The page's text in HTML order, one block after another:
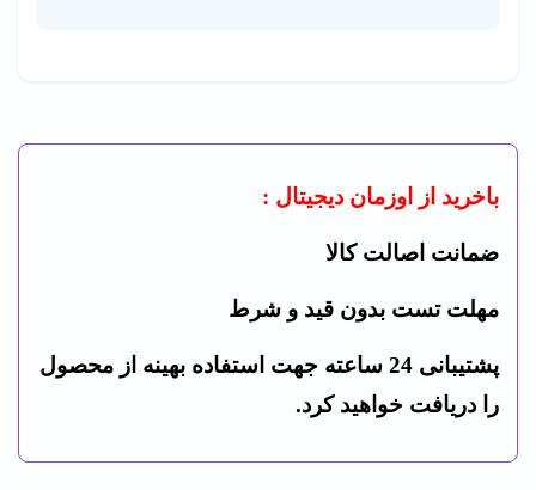
باخرید از اوزمان دیجیتال :
ضمانت اصالت کالا
مهلت تست بدون قید و شرط
پشتیبانی 24 ساعته جهت استفاده بهینه از محصول
را دریافت خواهید کرد.